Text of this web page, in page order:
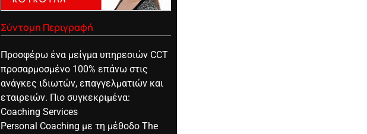
Σύντομη Περιγραφή
Προσφέρω ένα μείγμα υπηρεσιών CCT
προσαρμοσμένο 100% επάνω στις
ανάγκες ιδιωτών, επαγγελματιών και
εταιρειών. Πιο συγκεκριμένα:
Coaching Services
Personal Coaching με τη μέθοδο The